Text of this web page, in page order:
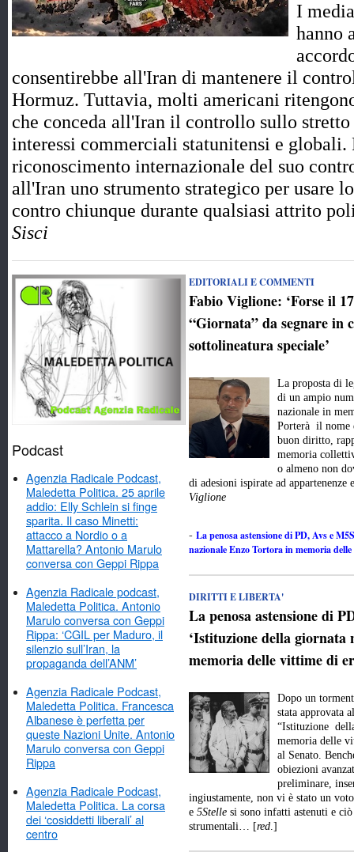
I
hanno
consentirebbe all'Iran di mantenere il
Hormuz. Tuttavia, molti americani
che conceda all'Iran il controllo sullo stretto
interessi commerciali statunitensi e globali.
riconoscimento internazionale del suo
all'Iran uno strumento strategico per usare
contro chiunque durante qualsiasi attrito
Sisci
Podcast
Agenzia Radicale Podcast,
Maledetta Politica. 25 aprile
addio: Elly Schlein si finge
sparita. Il caso Minetti:
attacco a Nordio o a
Mattarella? Antonio Marulo
conversa con Geppi Rippa
Agenzia Radicale podcast,
Maledetta Politica. Antonio
Marulo conversa con Geppi
Rippa: ‘CGIL per Maduro, il
silenzio sull’Iran, la
propaganda dell’ANM’
Agenzia Radicale Podcast,
Maledetta Politica. Francesca
Albanese è perfetta per
queste Nazioni Unite. Antonio
Marulo conversa con Geppi
Rippa
Agenzia Radicale Podcast,
Maledetta Politica. La corsa
dei ‘cosiddetti liberali’ al
centro
EDITORIALI E COMMENTI
Fabio Viglione: ‘Forse il
“Giornata” da segnare in
sottolineatura speciale’
La proposta di
di un ampio
nazionale in
Porterà il nome
buon diritto,
memoria
o almeno non
di adesioni ispirate ad
Viglione
- La penosa astensione di PD, Avs e
nazionale Enzo Tortora in memoria
DIRITTI E LIBERTA'
La penosa astensione di
‘Istituzione della
memoria delle vittime di
Dopo un
stata approvata
“Istituzione
memoria delle
al Senato.
obiezioni
preliminare,
ingiustamente, non vi è stato un
e 5Stelle si sono infatti astenuti e
strumentali… [red.]